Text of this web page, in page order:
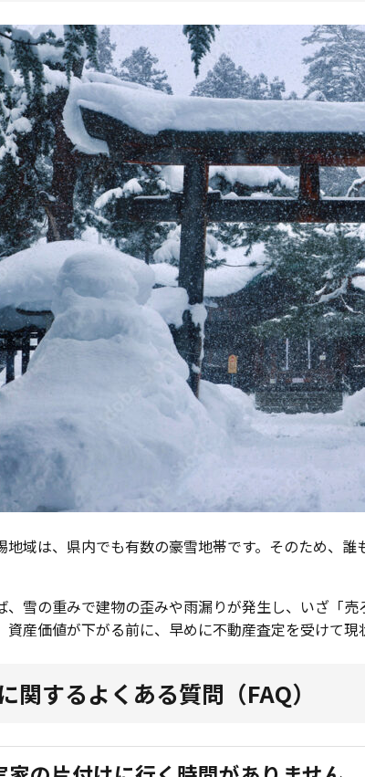
域は、県内でも有数の豪雪地帯です。そのため、
雪の重みで建物の歪みや雨漏りが発生し、いざ「売
産価値が下がる前に、早めに不動産査定を受けて現
するよくある質問（FAQ）